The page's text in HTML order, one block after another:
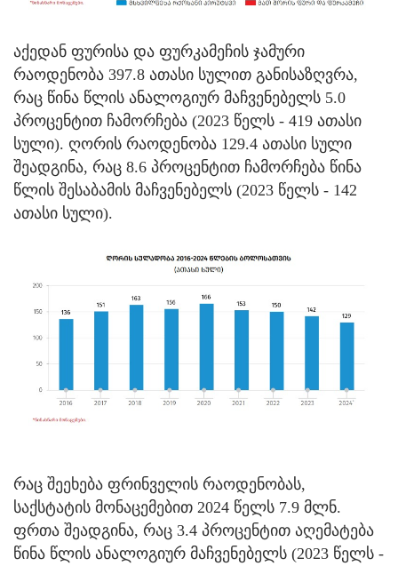
აქედან ფურისა და ფურკამეჩის ჯამური
რაოდენობა 397.8 ათასი სულით განისაზღვრა,
რაც წინა წლის ანალოგიურ მაჩვენებელს 5.0
პროცენტით ჩამორჩება (2023 წელს - 419 ათასი
სული). ღორის რაოდენობა 129.4 ათასი სული
შეადგინა, რაც 8.6 პროცენტით ჩამორჩება წინა
წლის შესაბამის მაჩვენებელს (2023 წელს - 142
ათასი სული).
რაც შეეხება ფრინველის რაოდენობას,
საქსტატის მონაცემებით 2024 წელს 7.9 მლნ.
ფრთა შეადგინა, რაც 3.4 პროცენტით აღემატება
წინა წლის ანალოგიურ მაჩვენებელს (2023 წელს -